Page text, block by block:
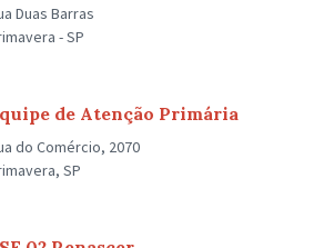
Duas Barras
- SP
de Atenção Primária
do Comércio, 2070
SP